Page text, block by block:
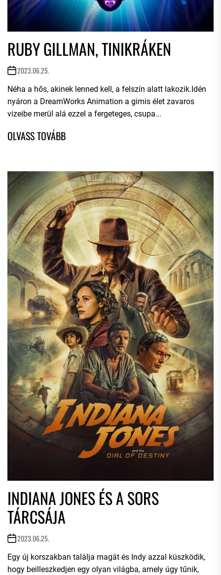
RUBY GILLMAN, TINIKRÁKEN
2023.06.25.
Néha a hős, akinek lenned kell, a felszín alatt lakozik.Idén
nyáron a DreamWorks Animation a gimis élet zavaros
vizeibe merül alá ezzel a fergeteges, csupa...
INDIANA JONES ÉS A SORS
TÁRCSÁJA
2023.06.25.
Egy új korszakban találja magát és Indy azzal küszködik,
hogy beilleszkedjen egy olyan világba, amely úgy tűnik,